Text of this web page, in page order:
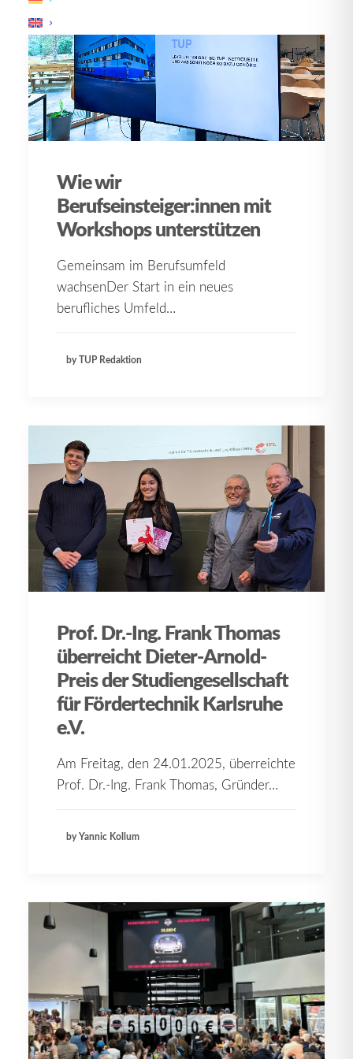
Wie wir
Berufseinsteiger:innen mit
Workshops unterstützen
Gemeinsam im Berufsumfeld
wachsenDer Start in ein neues
berufliches Umfeld…
by TUP Redaktion
Prof. Dr.-Ing. Frank Thomas
überreicht Dieter-Arnold-
Preis der Studiengesellschaft
für Fördertechnik Karlsruhe
e.V.
Am Freitag, den 24.01.2025, überreichte
Prof. Dr.-Ing. Frank Thomas, Gründer…
by Yannic Kollum